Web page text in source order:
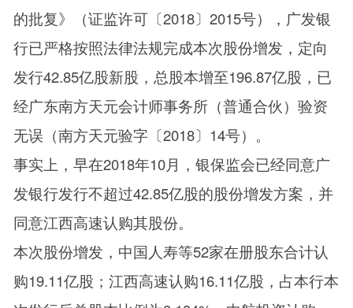
的批复》（证监许可〔2018〕2015号），广发银
行已严格按照法律法规完成本次股份增发，定向
发行42.85亿股新股，总股本增至196.87亿股，已
经广东南方天元会计师事务所（普通合伙）验资
无误（南方天元验字〔2018〕14号）。
事实上，早在2018年10月，银保监会已经同意广
发银行发行不超过42.85亿股的股份增发方案，并
同意江西高速认购其股份。
本次股份增发，中国人寿等52家在册股东合计认
购19.11亿股；江西高速认购16.11亿股，占本行本